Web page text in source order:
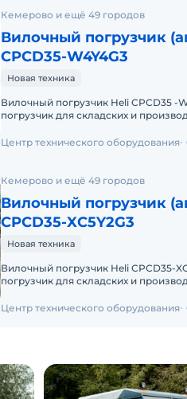
Кемерово и ещё 49 городов
Вилочный погрузчик
CPCD35-W4Y4G3
Новая техника
Вилочный погрузчик Heli CPCD35
погрузчик для складских и производственных
Центр технического оборудования
Кемерово и ещё 49 городов
Вилочный погрузчик
CPCD35-XC5Y2G3
Новая техника
Вилочный погрузчик Heli CPCD35-
погрузчик для складских и производственных
Центр технического оборудования